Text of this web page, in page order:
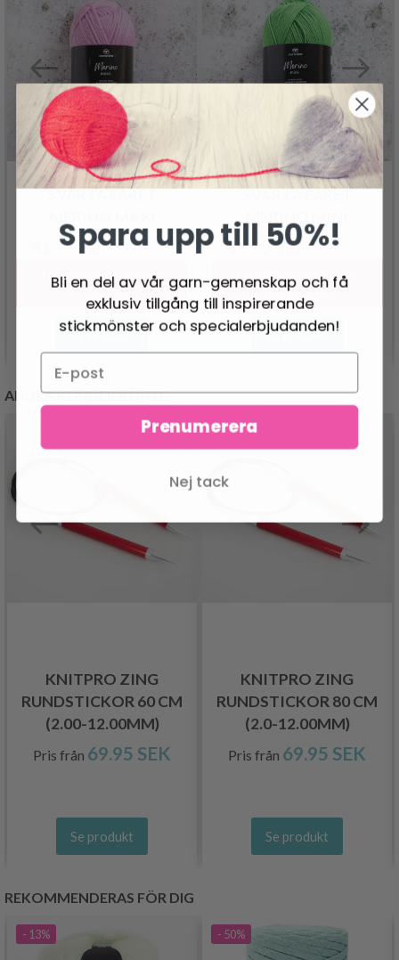
SVARTA FÅRET
41.95 SEK 52.95 SEK
Erbjudandet upphör
31/08/2026
Se produkt
SVARTA FÅRET
45.95 SEK57.95 SEK
Erbjudandet upphör
31/08/2026
Se produkt
ANDRA KUNDER KÖPTE
KNITPRO ZING
RUNDSTICKOR 60 CM
(2.00-12.00MM)
Pris från 69.95 SEK
Se produkt
KNITPRO ZING
RUNDSTICKOR 80 CM
(2.0-12.00MM)
Pris från 69.95 SEK
Se produkt
REKOMMENDERAS FÖR DIG
- 13% - 50%
Spara upp till 50%!
Bli en del av vår garn-gemenskap och få
exklusiv tillgång till inspirerande
stickmönster och specialerbjudanden!
Prenumerera
Nej tack